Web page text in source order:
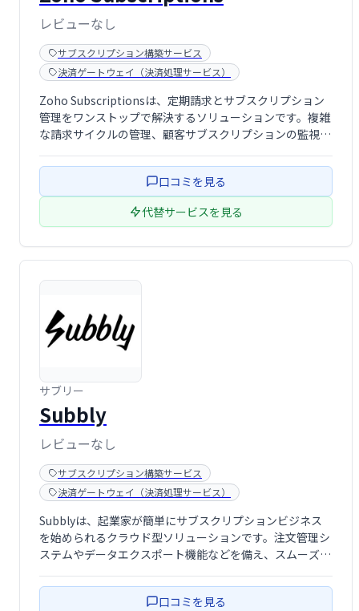
レビューなし
サブスクリプション構築サービス
決済ゲートウェイ（決済処理サービス）
Zoho Subscriptionsは、定期請求とサブスクリプション
管理をワンストップで解決するソリューションです。複雑
な請求サイクルの管理、顧客サブスクリプションの監視、
の再試行管理にも対応し、ビジネス成長をサポートしま
す。LogiNextなど多 …口コミを見る
代替サービスを見る
サブリー
Subbly
レビューなし
サブスクリプション構築サービス
決済ゲートウェイ（決済処理サービス）
Subblyは、起業家が簡単にサブスクリプションビジネス
を始められるクラウド型ソリューションです。注文管理シ
ステムやデータエクスポート機能などを備え、スムーズな
感的な操作でサブスクリプションビジネスを構築できま
口コミを見る